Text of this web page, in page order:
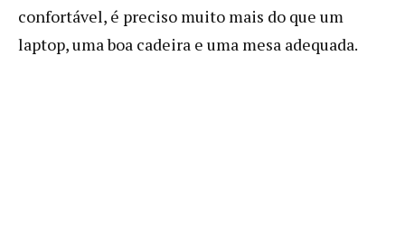
confortável, é preciso muito mais do que um
laptop, uma boa cadeira e uma mesa adequada.